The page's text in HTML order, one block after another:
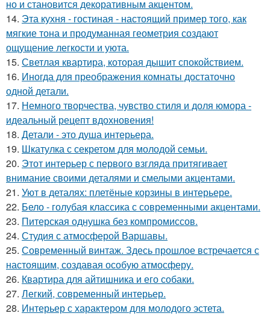
но и становится декоративным акцентом.
14. Эта кухня - гостиная - настоящий пример того, как
мягкие тона и продуманная геометрия создают
ощущение легкости и уюта.
15. Светлая квартира, которая дышит спокойствием.
16. Иногда для преображения комнаты достаточно
одной детали.
17. Немного творчества, чувство стиля и доля юмора -
идеальный рецепт вдохновения!
18. Детали - это душа интерьера.
19. Шкатулка с секретом для молодой семьи.
20. Этот интерьер с первого взгляда притягивает
внимание своими деталями и смелыми акцентами.
21. Уют в деталях: плетёные корзины в интерьере.
22. Бело - голубая классика с современными акцентами.
23. Питерская однушка без компромиссов.
24. Студия с атмосферой Варшавы.
25. Современный винтаж. Здесь прошлое встречается с
настоящим, создавая особую атмосферу.
26. Квартира для айтишника и его собаки.
27. Легкий, современный интерьер.
28. Интерьер с характером для молодого эстета.